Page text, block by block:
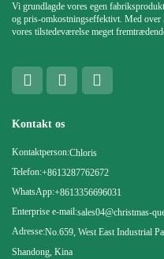
Vi grundlagde vores egen
og pris-omkostningseffektivt. Med over
vores tilstedeværelse meget
Kontakt os
Kontaktperson:Chloris
Telefon:+8613287762672
WhatsApp:+8613356696031
Enterprise e-mail:sales04@christmas-
Adresse:No.659, West East Industrial
Shandong, Kina